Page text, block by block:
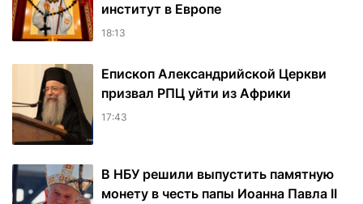
институт в Европе
18:13
Епископ Александрийской Церкви
призвал РПЦ уйти из Африки
17:43
В НБУ решили выпустить памятную
монету в честь папы Иоанна Павла II